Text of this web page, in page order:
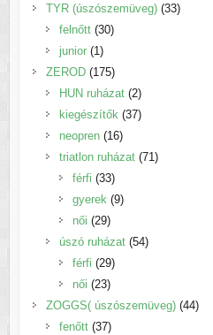
termék
TYR (úszószemüveg) 3333
felnőtt 3030
junior 11
termék
ZEROD 175175
termék
HUN ruházat 22
termék
kiegészítők 3737
neopren 1616
termék
triatlon ruházat 7171
férfi 3333
termék
gyerek 99
női 2929
termék
úszó ruházat 5454
férfi 2929
termék
női 2323
termék
ZOGGS( úszószemüveg) 4444
fenőtt 3737